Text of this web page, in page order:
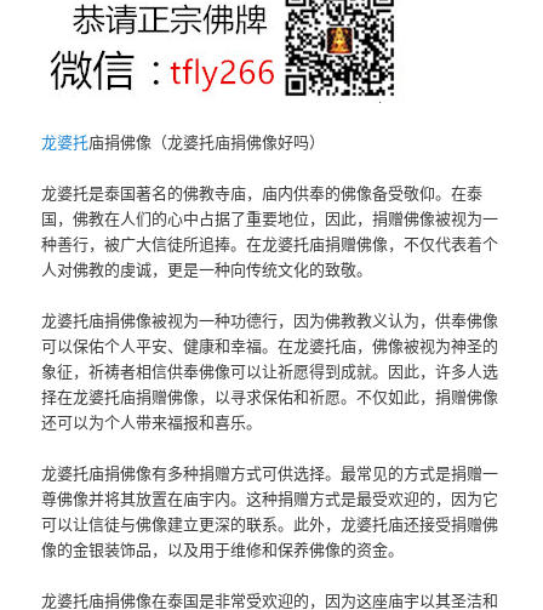
龙婆托庙捐佛像（龙婆托庙捐佛像好吗）
龙婆托是泰国著名的佛教寺庙，庙内供奉的佛像备受敬仰。在泰
国，佛教在人们的心中占据了重要地位，因此，捐赠佛像被视为一
种善行，被广大信徒所追捧。在龙婆托庙捐赠佛像，不仅代表着个
人对佛教的虔诚，更是一种向传统文化的致敬。
龙婆托庙捐佛像被视为一种功德行，因为佛教教义认为，供奉佛像
可以保佑个人平安、健康和幸福。在龙婆托庙，佛像被视为神圣的
象征，祈祷者相信供奉佛像可以让祈愿得到成就。因此，许多人选
择在龙婆托庙捐赠佛像，以寻求保佑和祈愿。不仅如此，捐赠佛像
还可以为个人带来福报和喜乐。
龙婆托庙捐佛像有多种捐赠方式可供选择。最常见的方式是捐赠一
尊佛像并将其放置在庙宇内。这种捐赠方式是最受欢迎的，因为它
可以让信徒与佛像建立更深的联系。此外，龙婆托庙还接受捐赠佛
像的金银装饰品，以及用于维修和保养佛像的资金。
龙婆托庙捐佛像在泰国是非常受欢迎的，因为这座庙宇以其圣洁和